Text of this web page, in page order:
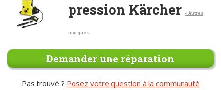
pression Kärcher
< Autres
marques
Demander une réparation
Pas trouvé ? Posez votre question à la communauté